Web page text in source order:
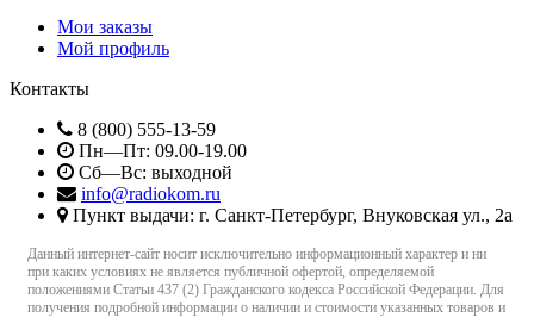
Мои заказы
Мой профиль
Контакты
8 (800) 555-13-59
Пн—Пт: 09.00-19.00
Сб—Вс: выходной
info@radiokom.ru
Пункт выдачи: г. Санкт-Петербург, Внуковская ул., 2а
Данный интернет-сайт носит исключительно информационный характер и ни
при каких условиях не является публичной офертой, определяемой
положениями Статьи 437 (2) Гражданского кодекса Российской Федерации. Для
получения подробной информации о наличии и стоимости указанных товаров и